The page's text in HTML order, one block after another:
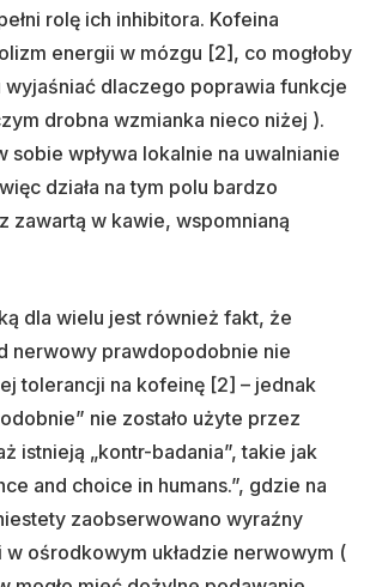
rolę ich inhibitora. Kofeina
energii w mózgu [2], co mogłoby
wyjaśniać dlaczego poprawia funkcje
drobna wzmianka nieco niżej ).
sobie wpływa lokalnie na uwalnianie
działa na tym polu bardzo
zawartą w kawie, wspomnianą
dla wielu jest również fakt, że
nerwowy prawdopodobnie nie
tolerancji na kofeinę [2] – jednak
nie zostało użyte przez
istnieją „kontr-badania”, takie jak
and choice in humans.”, gdzie na
zaobserwowano wyraźny
ośrodkowym układzie nerwowym (